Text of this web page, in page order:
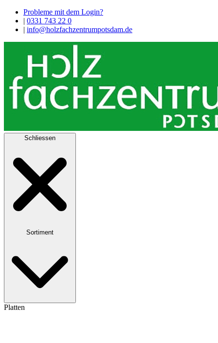
Probleme mit dem Login?
| 0331 743 22 0
| info@holzfachzentrumpotsdam.de
Schliessen
Sortiment
Platten